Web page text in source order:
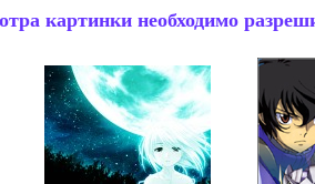
картинки необходимо